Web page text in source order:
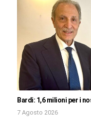
Bardi: 1,6 milioni per i
7 Agosto 2026